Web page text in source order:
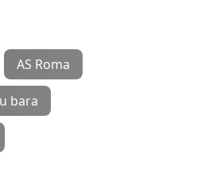
AS Roma
bara